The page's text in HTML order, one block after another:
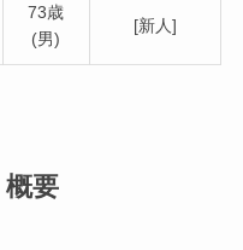
73歳
(男)
[新人]
概要